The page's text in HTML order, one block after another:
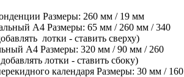
Размеры: 260 мм / 19 мм
А4 Размеры: 65 мм / 260 мм / 340
лотки - ставить сверху)
А4 Размеры: 320 мм / 90 мм / 260
лотки - ставить сбоку)
календаря Размеры: 30 мм / 160